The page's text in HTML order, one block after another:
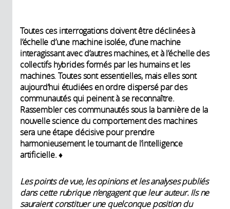
Toutes ces interrogations doivent être déclinées à
l’échelle d’une machine isolée, d’une machine
interagissant avec d’autres machines, et à l’échelle des
collectifs hybrides formés par les humains et les
machines. Toutes sont essentielles, mais elles sont
aujourd’hui étudiées en ordre dispersé par des
communautés qui peinent à se reconnaître.
Rassembler ces communautés sous la bannière de la
nouvelle science du comportement des machines
sera une étape décisive pour prendre
harmonieusement le tournant de l’intelligence
artificielle. ♦
Les points de vue, les opinions et les analyses publiés
dans cette rubrique n’engagent que leur auteur. Ils ne
sauraient constituer une quelconque position du